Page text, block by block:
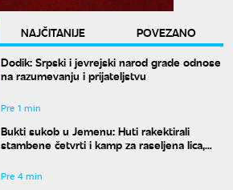
NAJČITANIJE
POVEZANO
Dodik: Srpski i jevrejski narod grade odnose
na razumevanju i prijateljstvu
Pre 1 min
Bukti sukob u Jemenu: Huti rakektirali
stambene četvrti i kamp za raseljena lica,
Pre 4 min